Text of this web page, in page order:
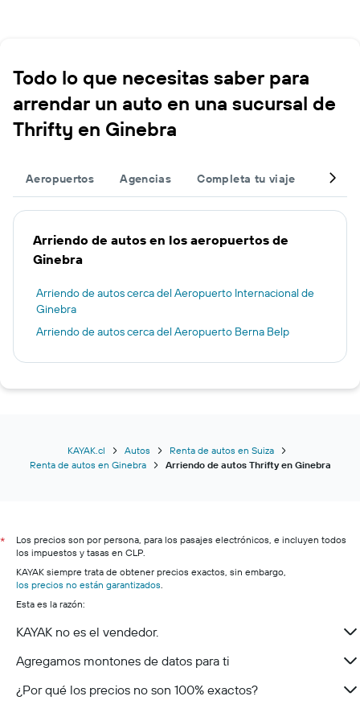
Todo lo que necesitas saber para
arrendar un auto en una sucursal de
Thrifty en Ginebra
Aeropuertos Agencias Completa tu viaje Otros
Arriendo de autos en los aeropuertos de
Ginebra
Arriendo de autos cerca del Aeropuerto Internacional de
Ginebra
Arriendo de autos cerca del Aeropuerto Berna Belp
KAYAK.cl Autos
Renta de autos en Suiza
Renta de autos en Ginebra
Arriendo de autos Thrifty en Ginebra
*
Los precios son por persona, para los pasajes electrónicos, e incluyen todos
los impuestos y tasas en CLP.
KAYAK siempre trata de obtener precios exactos, sin embargo,
los precios no están garantizados
Esta es la razón:
KAYAK no es el vendedor.
Agregamos montones de datos para ti
¿Por qué los precios no son 100% exactos?